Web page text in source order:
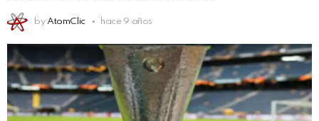
by AtomClic hace 9 años